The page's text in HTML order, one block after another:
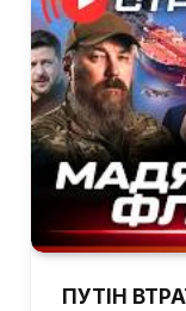
ПУТІН